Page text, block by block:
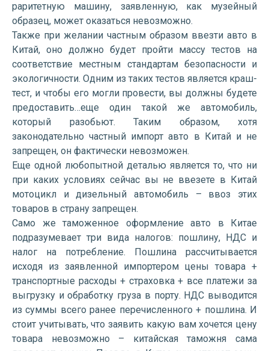
раритетную машину, заявленную, как музейный
образец, может оказаться невозможно.
Также при желании частным образом ввезти авто в
Китай, оно должно будет пройти массу тестов на
соответствие местным стандартам безопасности и
экологичности. Одним из таких тестов является краш-
тест, и чтобы его могли провести, вы должны будете
предоставить…еще один такой же автомобиль,
который разобьют. Таким образом, хотя
законодательно частный импорт авто в Китай и не
запрещен, он фактически невозможен.
Еще одной любопытной деталью является то, что ни
при каких условиях сейчас вы не ввезете в Китай
мотоцикл и дизельный автомобиль – ввоз этих
товаров в страну запрещен.
Само же таможенное оформление авто в Китае
подразумевает три вида налогов: пошлину, НДС и
налог на потребление. Пошлина рассчитывается
исходя из заявленной импортером цены товара +
транспортные расходы + страховка + все платежи за
выгрузку и обработку груза в порту. НДС выводится
из суммы всего ранее перечисленного + пошлина. И
стоит учитывать, что заявить какую вам хочется цену
товара невозможно – китайская таможня сама